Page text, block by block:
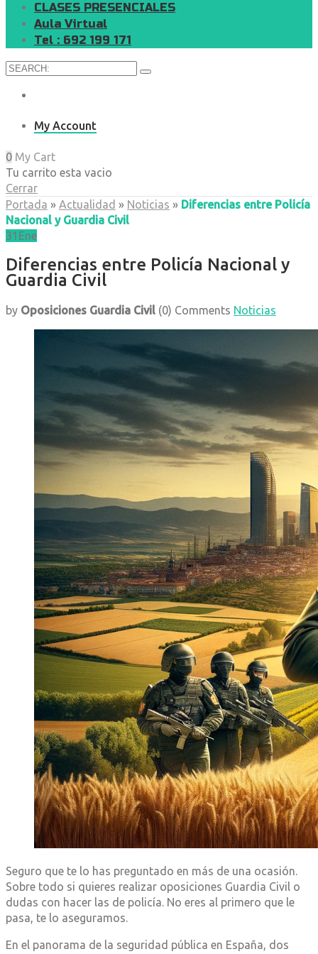
CLASES PRESENCIALES
Aula Virtual
Tel : 692 199 171
My Account
0 My Cart
Tu carrito esta vacio
Cerrar
Portada » Actualidad » Noticias » Diferencias entre Policía
Nacional y Guardia Civil
31 Ene
Diferencias entre Policía Nacional y
Guardia Civil
by Oposiciones Guardia Civil (0) Comments Noticias
Seguro que te lo has preguntado en más de una ocasión.
Sobre todo si quieres realizar oposiciones Guardia Civil o
dudas con hacer las de policía. No eres al primero que le
pasa, te lo aseguramos.
En el panorama de la seguridad pública en España, dos